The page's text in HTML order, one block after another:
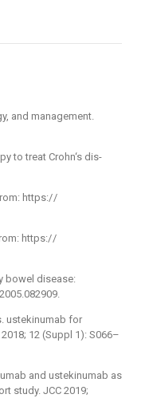
and management.
to treat Crohn‘s dis­
https://
https://
bowel dis­ease:
ustekinumab for
12 (Suppl 1): S066–
and ustekinumab as
study. JCC 2019;